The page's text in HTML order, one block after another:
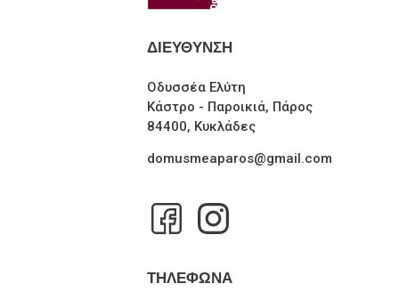
ΔΙΕΥΘΥΝΣΗ
Οδυσσέα Ελύτη
Κάστρο - Παροικιά, Πάρος
84400, Κυκλάδες
domusmeaparos@gmail.com
ΤΗΛΕΦΩΝΑ